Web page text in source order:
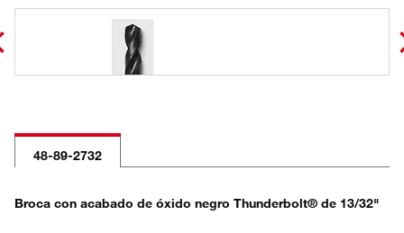
48-89-2732
Broca con acabado de óxido negro Thunderbolt® de 13/32"